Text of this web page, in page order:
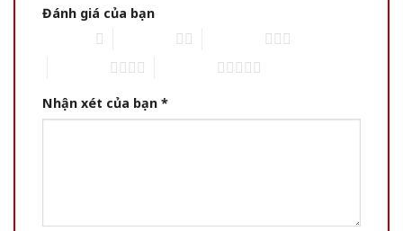
Đánh giá của bạn
Nhận xét của bạn *